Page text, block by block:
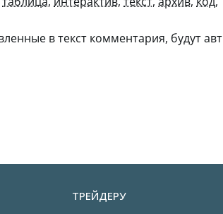
в текст комментария, будут авт
ТРЕЙДЕРУ